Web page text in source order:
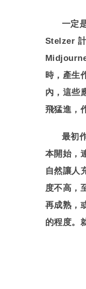
一定
Stelzer
時，產生
內，這些
飛猛進，
最初
本開始，
自然讓人
度不高，
再成熟，
的程度。